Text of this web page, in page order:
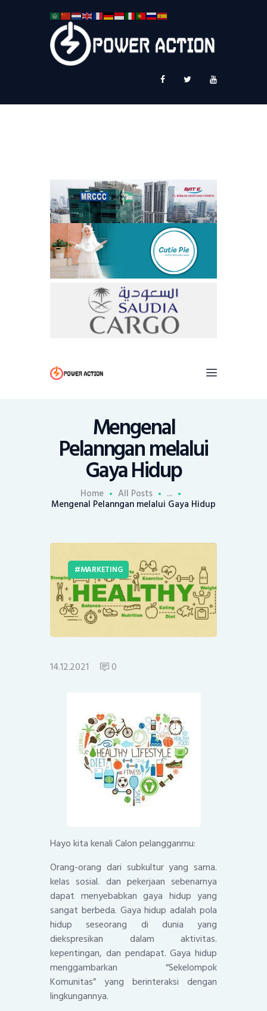
Mengenal
Pelanngan melalui
Gaya Hidup
Home All Posts ...
Mengenal Pelanngan melalui Gaya Hidup
Service Plus
MARKETING
14.12.2021 0
Hayo kita kenali Calon pelangganmu:
Orang-orang dari subkultur yang sama.
kelas sosial. dan pekerjaan sebenarnya
dapat menyebabkan gaya hidup yang
sangat berbeda. Gaya hidup adalah pola
hidup seseorang di dunia yang
diekspresikan dalam aktivitas.
kepentingan, dan pendapat. Gaya hidup
menggambarkan “Sekelompok
Komunitas” yang berinteraksi dengan
lingkungannya.